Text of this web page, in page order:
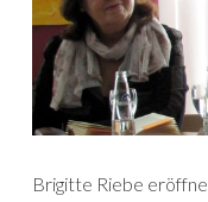
Brigitte Riebe